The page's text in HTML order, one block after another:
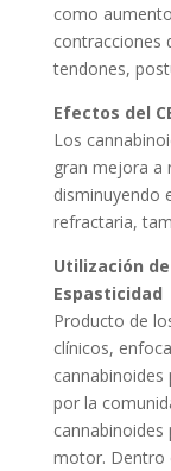
como
contracciones
tendones,
Efectos del
Los
gran mejora a
disminuyendo
refractaria,
Utilización
Espasticidad
Producto de
clínicos,
cannabinoides
por la
motor. Dentro